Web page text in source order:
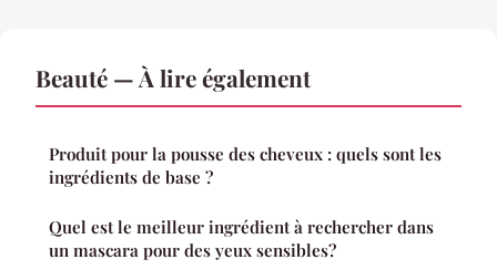
Beauté — À lire également
Produit pour la pousse des cheveux : quels sont les
ingrédients de base ?
Quel est le meilleur ingrédient à rechercher dans
un mascara pour des yeux sensibles?